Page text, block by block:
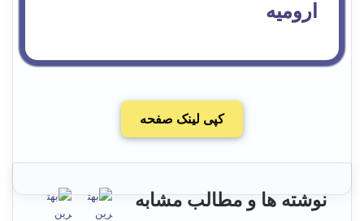
ارومیه
کپی لینک صفحه
نوشته ها و مطالب مشابه